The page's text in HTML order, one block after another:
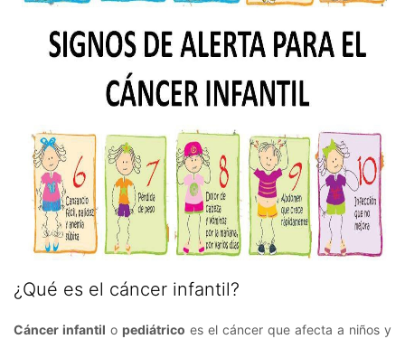
¿Qué es el cáncer infantil?
Cáncer infantil o pediátrico es el cáncer que afecta a niños y